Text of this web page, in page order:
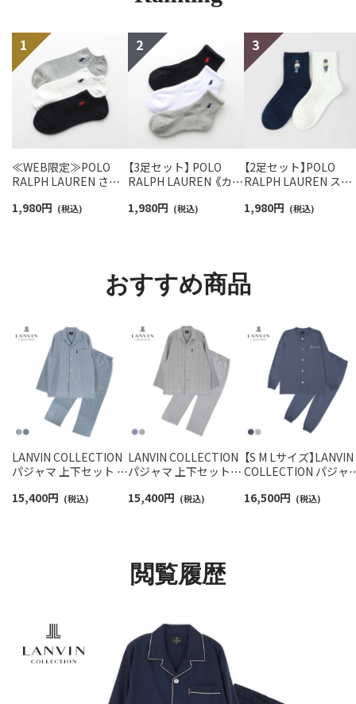
≪WEB限定≫POLO
RALPH LAUREN さら
スニーカー丈ソックス
1,980円 (税込)
【3足セット】 POLO
RALPH LAUREN 《カラ
ンポイントソックス シ
1,980円 (税込)
【2足セット】POLO
RALPH LAUREN スタ
ロベア オーガニック
1,980円 (税込)
おすすめ商品
LANVIN COLLECTION
パジャマ 上下セット 綿
起毛 ストライプ 【M L
15,400円 (税込)
LANVIN COLLECTION
パジャマ 上下セット
先染めツイル 微起毛 ツ
15,400円 (税込)
【S M Lサイズ】LANVIN
COLLECTION パジャ
袖 長丈パンツ 前ボタ
16,500円 (税込)
閲覧履歴